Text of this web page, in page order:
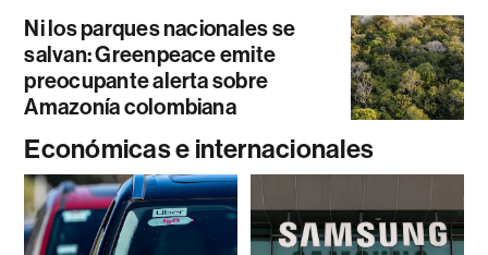
Ni los parques nacionales se
salvan: Greenpeace emite
preocupante alerta sobre
Amazonía colombiana
Económicas e internacionales